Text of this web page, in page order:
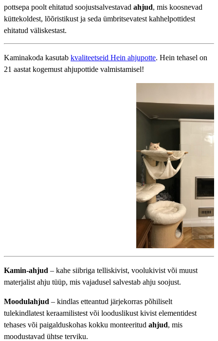
pottsepa poolt ehitatud soojustsalvestavad ahjud, mis koosnevad
küttekoldest, lõõristikust ja seda ümbritsevatest kahhelpottidest
ehitatud väliskestast.
Kaminakoda kasutab kvaliteetseid Hein ahjupotte. Hein tehasel on
21 aastat kogemust ahjupottide valmistamisel!
Kamin-ahjud – kahe siibriga telliskivist, voolukivist või muust
materjalist ahju tüüp, mis vajadusel salvestab ahju soojust.
Moodulahjud – kindlas etteantud järjekorras põhiliselt
tulekindlatest keraamilistest või looduslikust kivist elementidest
tehases või paigalduskohas kokku monteeritud ahjud, mis
moodustavad ühtse terviku.